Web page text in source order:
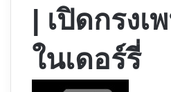
| เปิดกรง
ในเดอร์รี่